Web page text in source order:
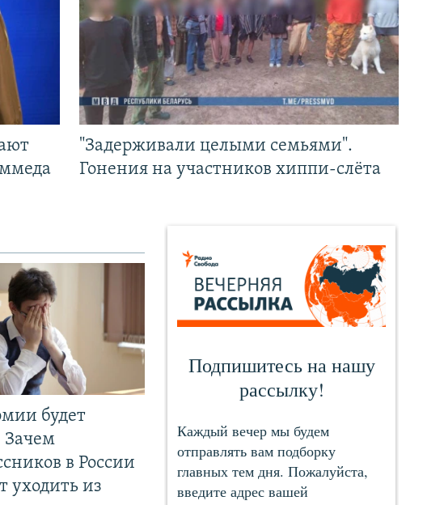
"Задерживали целыми семьями".
Гонения на участников хиппи-слёта
будет
Зачем
в России
уходить из